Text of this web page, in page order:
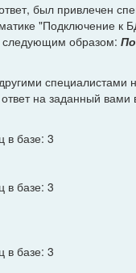
был привлечен
"Подключение к
следующим образом:
специалистами
на заданный вами
в базе: 3
в базе: 3
в базе: 3